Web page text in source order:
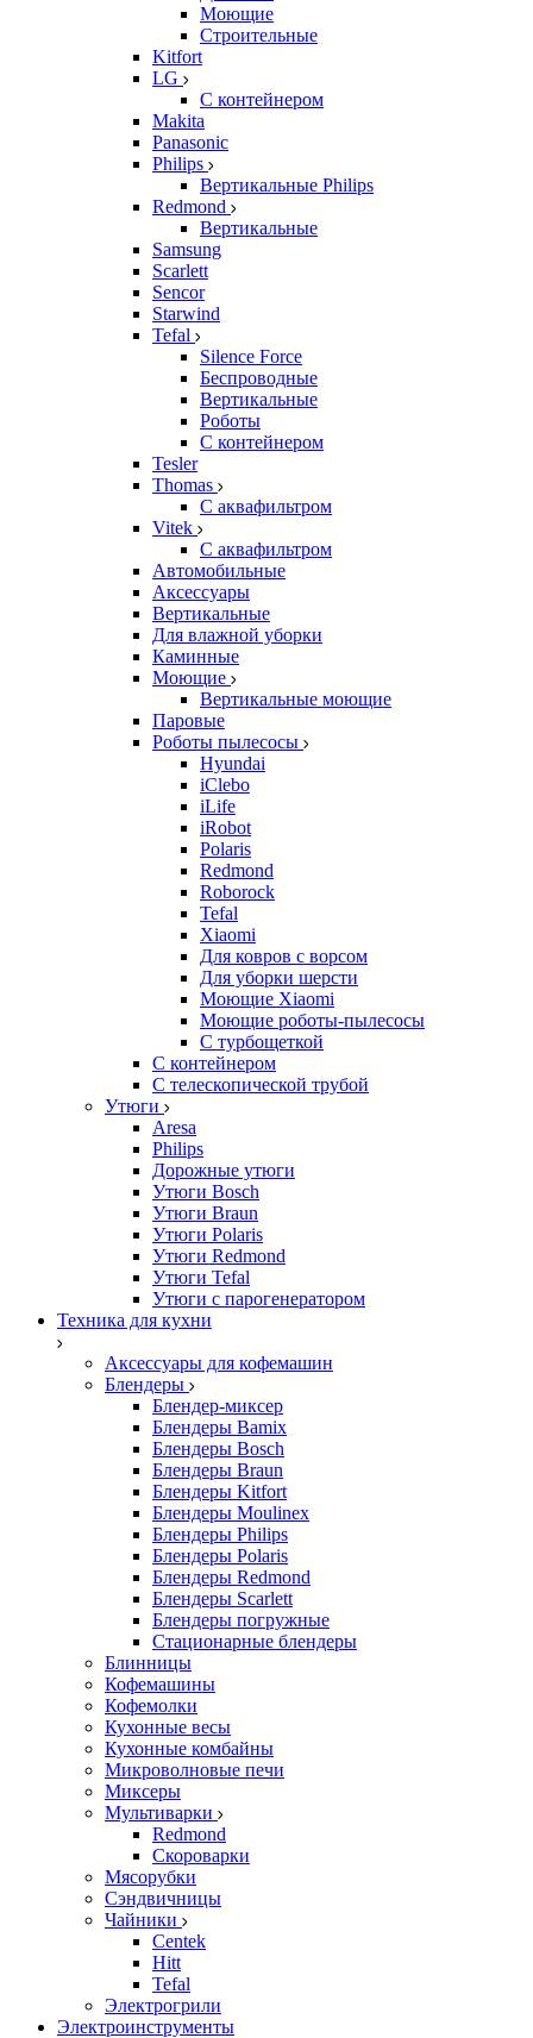
Моющие
Строительные
Kitfort
LG
С контейнером
Makita
Panasonic
Philips
Вертикальные Philips
Redmond
Вертикальные
Samsung
Scarlett
Sencor
Starwind
Tefal
Silence Force
Беспроводные
Вертикальные
Роботы
С контейнером
Tesler
Thomas
С аквафильтром
Vitek
С аквафильтром
Автомобильные
Аксессуары
Вертикальные
Для влажной уборки
Каминные
Моющие
Вертикальные моющие
Паровые
Роботы пылесосы
Hyundai
iClebo
iLife
iRobot
Polaris
Redmond
Roborock
Tefal
Xiaomi
Для ковров с ворсом
Для уборки шерсти
Моющие Xiaomi
Моющие роботы-пылесосы
С турбощеткой
С контейнером
С телескопической трубой
Утюги
Aresa
Philips
Дорожные утюги
Утюги Bosch
Утюги Braun
Утюги Polaris
Утюги Redmond
Утюги Tefal
Утюги с парогенератором
Техника для кухни
Аксессуары для кофемашин
Блендеры
Блендер-миксер
Блендеры Bamix
Блендеры Bosch
Блендеры Braun
Блендеры Kitfort
Блендеры Moulinex
Блендеры Philips
Блендеры Polaris
Блендеры Redmond
Блендеры Scarlett
Блендеры погружные
Стационарные блендеры
Блинницы
Кофемашины
Кофемолки
Кухонные весы
Кухонные комбайны
Микроволновые печи
Миксеры
Мультиварки
Redmond
Скороварки
Мясорубки
Сэндвичницы
Чайники
Centek
Hitt
Tefal
Электрогрили
Электроинструменты